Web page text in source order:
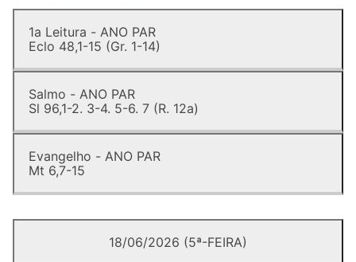
1a Leitura - ANO PAR
Eclo 48,1-15 (Gr. 1-14)
Salmo - ANO PAR
Sl 96,1-2. 3-4. 5-6. 7 (R. 12a)
Evangelho - ANO PAR
Mt 6,7-15
18/06/2026 (5ª-FEIRA)